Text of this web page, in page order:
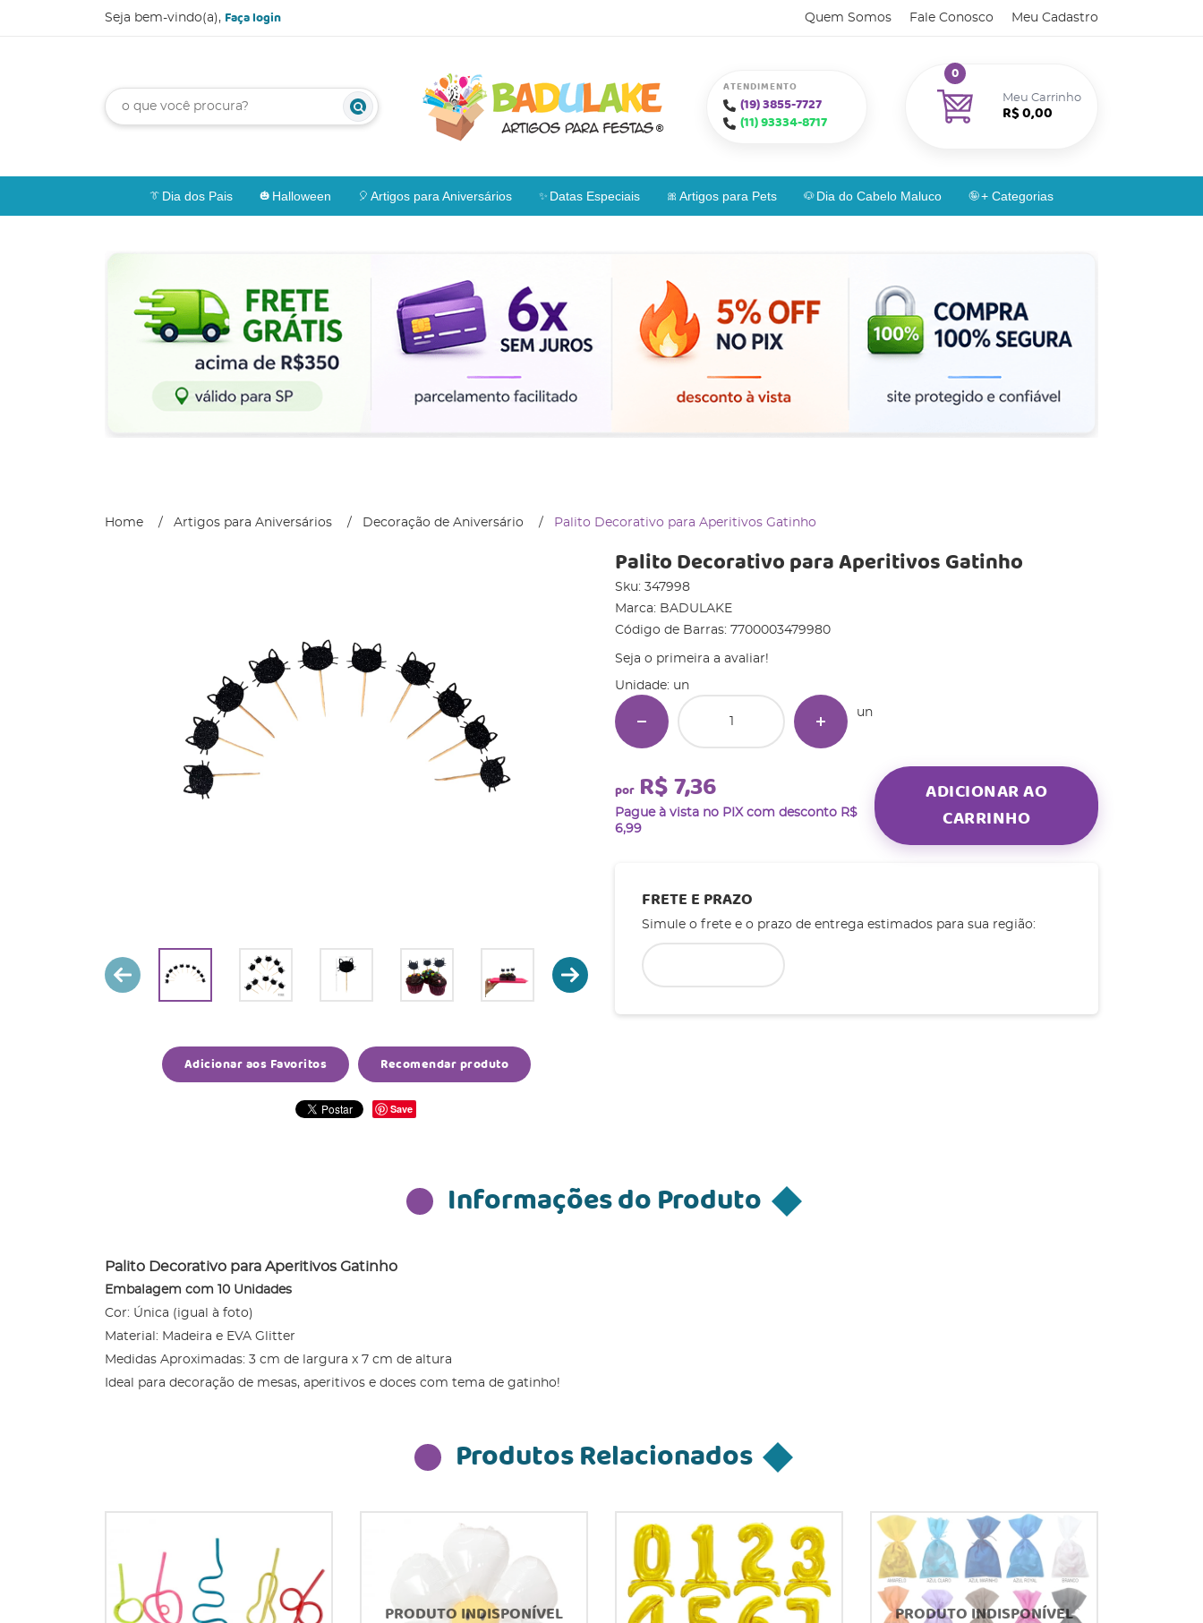
Seja bem-vindo(a), Faça login Quem Somos Fale Conosco Meu Cadastro
ATENDIMENTO
(19)3855-7727
(11)93334-8717
Meu Carrinho
0
R$ 0,00
Dia dos Pais Halloween Artigos para Aniversários Datas Especiais Artigos para Pets Dia do Cabelo Maluco + Categorias
Home Artigos para Aniversários Decoração de Aniversário Palito Decorativo para Aperitivos Gatinho
Adicionar aos Favoritos Recomendar produto
Save
Palito Decorativo para Aperitivos Gatinho
Sku: 347998
Marca: BADULAKE
Código de Barras: 7700003479980
Seja o primeira a avaliar!
Unidade: un
un
por R$ 7,36
Pague à vista no PIX com desconto R$
6,99
ADICIONAR AO
CARRINHO
FRETE E PRAZO
Simule o frete e o prazo de entrega estimados para sua região:
Informações do Produto
Palito Decorativo para Aperitivos Gatinho
Embalagem com 10 Unidades
Cor: Única (igual à foto)
Material: Madeira e EVA Glitter
Medidas Aproximadas: 3 cm de largura x 7 cm de altura
Ideal para decoração de mesas, aperitivos e doces com tema de gatinho!
Produtos Relacionados